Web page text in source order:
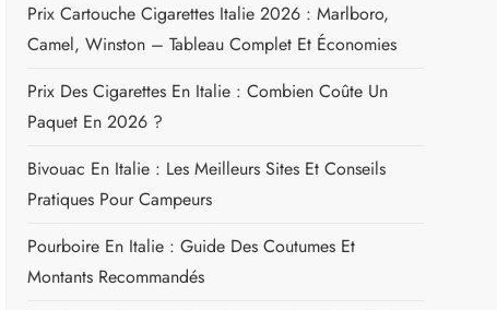
Prix Cartouche Cigarettes Italie 2026 : Marlboro,
Camel, Winston – Tableau Complet Et Économies
Prix Des Cigarettes En Italie : Combien Coûte Un
Paquet En 2026 ?
Bivouac En Italie : Les Meilleurs Sites Et Conseils
Pratiques Pour Campeurs
Pourboire En Italie : Guide Des Coutumes Et
Montants Recommandés